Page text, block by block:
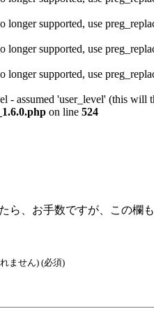
longer supported, use
longer supported, use
longer supported, use
- assumed 'user_level' (this
on line 524
ら、お手数ですが、この欄
ません) (必須)